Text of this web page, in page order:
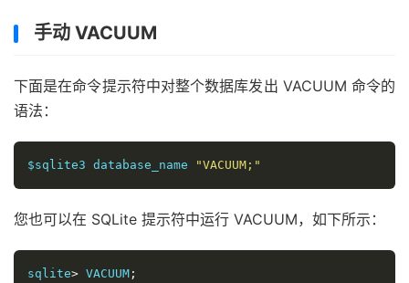
手动 VACUUM
下面是在命令提示符中对整个数据库发出 VACUUM 命令的
语法：
$sqlite3 database_name "VACUUM;"
您也可以在 SQLite 提示符中运行 VACUUM，如下所示：
sqlite> VACUUM ;